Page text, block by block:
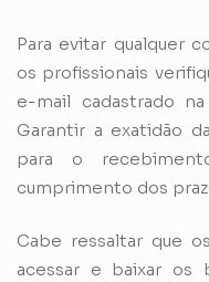
Para evitar qualquer
os profissionais
e-mail cadastrado
Garantir a exatidão
para o
cumprimento dos
Cabe ressaltar que
acessar e baixar os